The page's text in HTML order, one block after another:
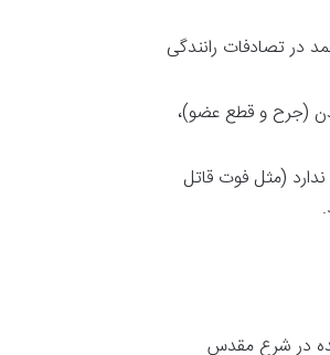
در تصادفات رانندگی
(جرح و قطع عضو)،
(مثل فوت قاتل
در شرع مقدس